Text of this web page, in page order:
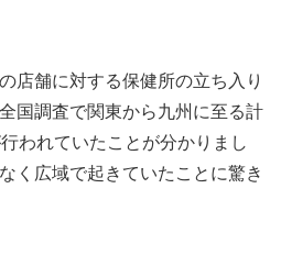
店舗に対する保健所の立ち入り
国調査で関東から九州に至る計
われていたことが分かりまし
く広域で起きていたことに驚き